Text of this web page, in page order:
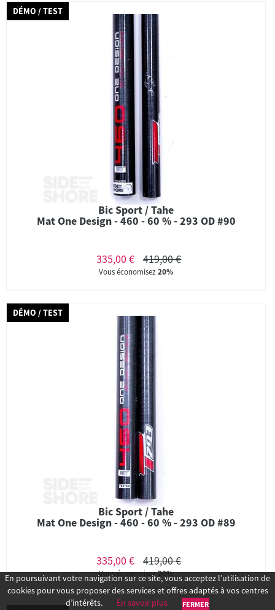
DÉMO / TEST
Bic Sport / Tahe
Mat One Design - 460 - 60 % - 293 OD #90
335,00 € 419,00 €
Vous économisez20%
DÉMO / TEST
Bic Sport / Tahe
Mat One Design - 460 - 60 % - 293 OD #89
335,00 € 419,00 €
Vous économisez20%
En poursuivant votre navigation sur ce site, vous acceptez l’utilisation de
cookies pour vous proposer des services et offres adaptés à vos centres
d’intérêts.
En savoir plus FERMER